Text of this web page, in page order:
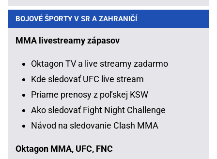
BOJOVÉ ŠPORTY V SR A ZAHRANIČÍ
MMA livestreamy zápasov
Oktagon TV a live streamy zadarmo
Kde sledovať UFC live stream
Priame prenosy z poľskej KSW
Ako sledovať Fight Night Challenge
Návod na sledovanie Clash MMA
Oktagon MMA, UFC, FNC